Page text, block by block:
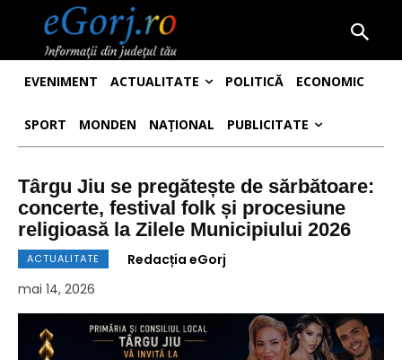
EVENIMENT ACTUALITATE POLITICĂ ECONOMIC
SPORT MONDEN NAȚIONAL PUBLICITATE
Târgu Jiu se pregătește de sărbătoare:
concerte, festival folk și procesiune
religioasă la Zilele Municipiului 2026
ACTUALITATE
Redacția eGorj
mai 14, 2026